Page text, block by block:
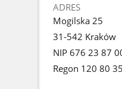
ADRES
Mogilska 25
31-542 Kraków
NIP 676 23 87
Regon 120 80